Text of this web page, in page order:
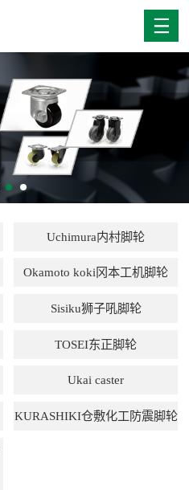
Uchimura内村脚轮
Okamoto koki冈本工机脚轮
Sisiku狮子吼脚轮
TOSEI东正脚轮
Ukai caster
KURASHIKI仓敷化工防震脚轮